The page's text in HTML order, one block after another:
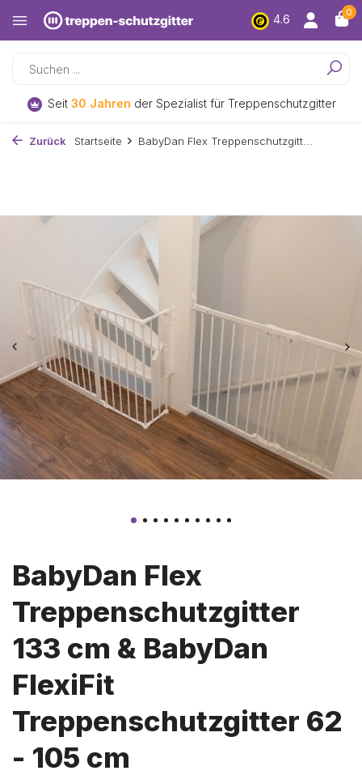
4.6
0
KostenloserVersand und Rückversand*
Zurück Startseite BabyDan Flex Treppenschutzgitt...
BabyDan Flex
Treppenschutzgitter
133 cm & BabyDan
FlexiFit
Treppenschutzgitter 62
- 105 cm